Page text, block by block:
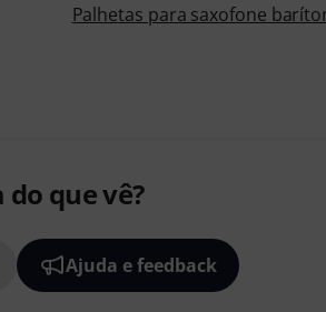
Palhetas para saxofone
do que vê?
Ajuda e feedback